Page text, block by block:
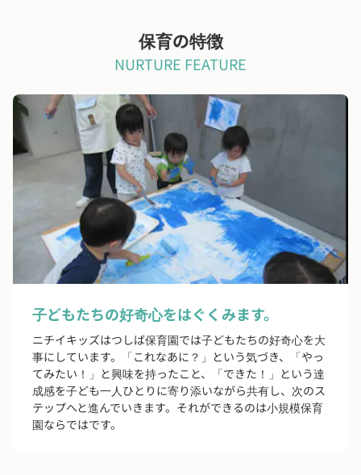
保育の特徴
NURTURE FEATURE
子どもたちの好奇心をはぐくみます。
ニチイキッズはつしば保育園では子どもたちの好奇心を大
事にしています。「これなあに？」という気づき、「やっ
てみたい！」と興味を持ったこと、「できた！」という達
成感を子ども一人ひとりに寄り添いながら共有し、次のス
テップへと進んでいきます。それができるのは小規模保育
園ならではです。